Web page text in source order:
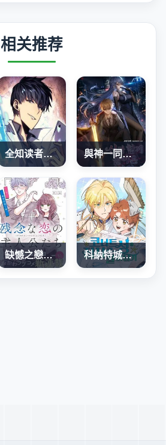
相关推荐
全知读者视角 與神一同歸來的騎士王
缺憾之戀的主角們 科納特城堡的管家生存日誌